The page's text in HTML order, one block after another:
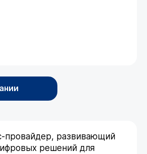
провайдер, развивающий
решений для